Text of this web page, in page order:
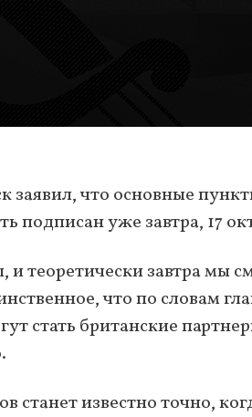
заявил, что основные
подписан уже завтра, 17
теоретически завтра мы
что по словам
стать британские
станет известно точно,